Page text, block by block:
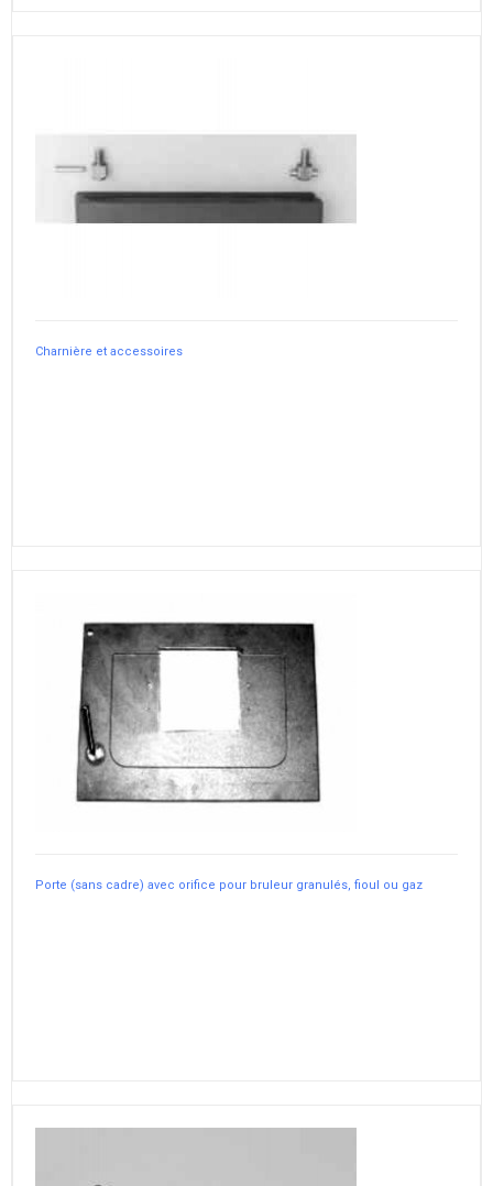
Charnière et accessoires
Porte (sans cadre) avec orifice pour bruleur granulés, fioul ou gaz